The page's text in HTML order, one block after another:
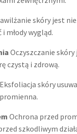
skóry jest
młody wygląd.
Oczyszczanie
czystą i zdrową.
Eksfoliacja skóry
Ochrona przed
szkodliwym